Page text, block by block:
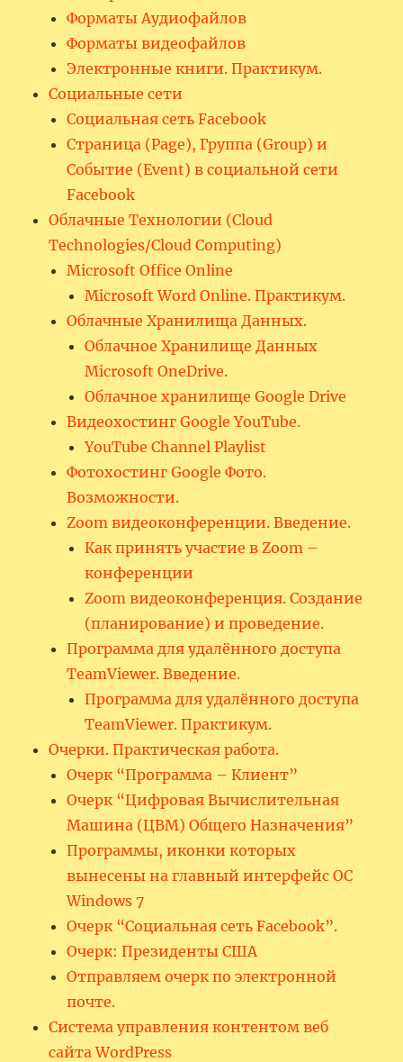
Форматы Аудиофайлов
Форматы видеофайлов
Электронные книги. Практикум.
Социальные сети
Социальная сеть Facebook
Страница (Page), Группа (Group) и
Событие (Event) в социальной сети
Facebook
Облачные Технологии (Cloud
Technologies/Cloud Computing)
Microsoft Office Online
Microsoft Word Online. Практикум.
Облачные Хранилища Данных.
Облачное Хранилище Данных
Microsoft OneDrive.
Облачное хранилище Google Drive
Видеохостинг Google YouTube.
YouTube Channel Playlist
Фотохостинг Google Фото.
Возможности.
Zoom видеоконференции. Введение.
Как принять участие в Zoom –
конференции
Zoom видеоконференция. Создание
(планирование) и проведение.
Программа для удалённого доступа
TeamViewer. Введение.
Программа для удалённого доступа
TeamViewer. Практикум.
Очерки. Практическая работа.
Очерк “Программа – Клиент”
Очерк “Цифровая Вычислительная
Машина (ЦВМ) Общего Назначения”
Программы, иконки которых
вынесены на главный интерфейс ОС
Windows 7
Очерк “Социальная сеть Facebook”.
Очерк: Президенты США
Отправляем очерк по электронной
почте.
Система управления контентом веб
сайта WordPress